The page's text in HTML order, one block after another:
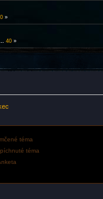
»
40 »
téma
téma